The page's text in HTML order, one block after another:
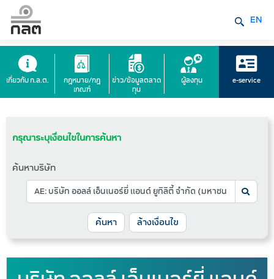
EN
เกี่ยวกับ ก.ล.ต.
กฎหมาย/กฎ
เกณฑ์
ข่าว/ข้อมูลตลาด
ทุน
ผู้ลงทุน e-service
กรุณาระบุเงื่อนไขในการค้นหา
ค้นหาบริษัท
ล้างเงื่อนไข